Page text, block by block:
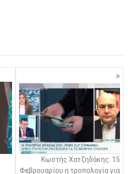
Κωστής Χατζηδάκης: 15
Φεβρουαρίου η τροπολογία για